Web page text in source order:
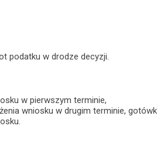
podatku w drodze decyzji.
w pierwszym terminie,
wniosku w drugim terminie,